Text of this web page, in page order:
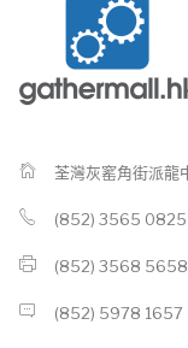
荃灣灰窰角街派龍
(852) 3565 0825
(852) 3568 5658
(852) 5978 1657